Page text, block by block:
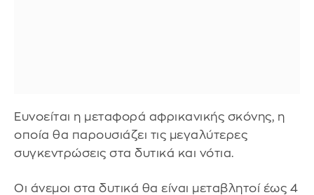
Ευνοείται η μεταφορά αφρικανικής σκόνης, η
οποία θα παρουσιάζει τις μεγαλύτερες
συγκεντρώσεις στα δυτικά και νότια.
Οι άνεμοι στα δυτικά θα είναι μεταβλητοί έως 4